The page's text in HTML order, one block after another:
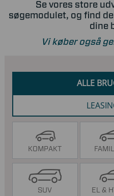
Se vores store
søgemodulet, og find
dine
Vi køber også
ALLE
KOMPAKT
SUV EL &